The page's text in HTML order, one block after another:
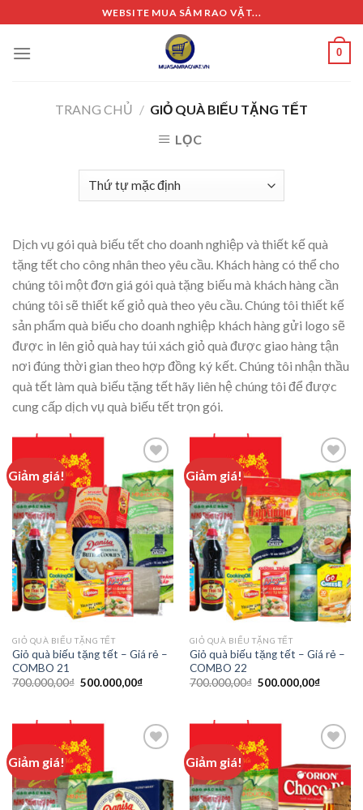
to
content
WEBSITE MUA SẮM RAO VẶT...
0
TRANG CHỦ / GIỎ QUÀ BIẾU TẶNG TẾT
LỌC
Dịch vụ gói quà biếu tết cho doanh nghiệp và thiết kế quà
tặng tết cho công nhân theo yêu cầu. Khách hàng có thể cho
chúng tôi một đơn giá gói quà tặng biếu mà khách hàng cần
chúng tôi sẽ thiết kế giỏ quà theo yêu cầu. Chúng tôi thiết kế
sản phẩm quà biếu cho doanh nghiệp khách hàng gửi logo sẽ
được in lên giỏ quà hay túi xách giỏ quà được giao hàng tận
nơi đúng thời gian theo hợp đồng ký kết. Chúng tôi nhận thầu
quà tết làm quà biếu tặng tết hãy liên hệ chúng tôi để được
cung cấp dịch vụ quà biếu tết trọn gói.
Giảm giá!
Add to
wishlist
GIỎ QUÀ BIẾU TẶNG TẾT
Giỏ quà biếu tặng tết – Giá rẻ –
COMBO 21
700.000,00₫ 500.000,00₫
Giảm giá!
Add to
wishlist
GIỎ QUÀ BIẾU TẶNG TẾT
Giỏ quà biếu tặng tết – Giá rẻ –
COMBO 22
700.000,00₫ 500.000,00₫
Giảm giá! Giảm giá!
wishlist